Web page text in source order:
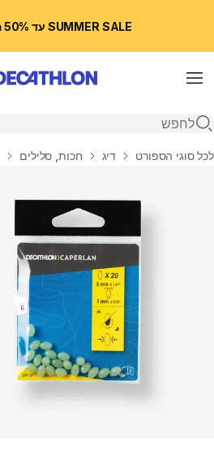
SUMMER SALE עד 50% הנחה 🛍️
Menu
פתיחת חיפוש
בית
לכל סוגי הספורט דיג חכות, סלילים